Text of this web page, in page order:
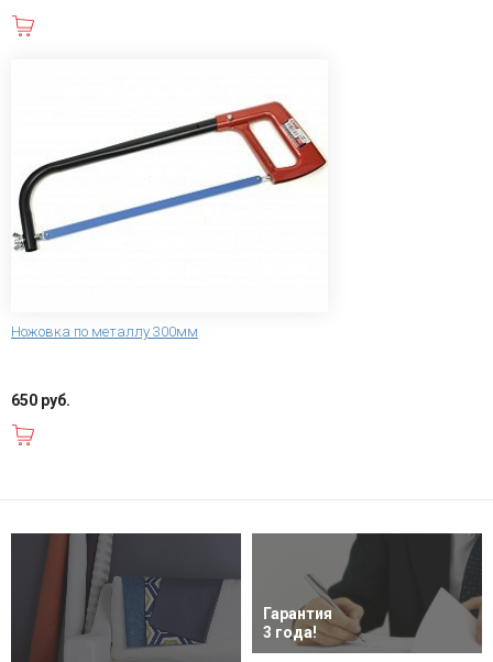
Ножовка по металлу 300мм
650 руб.
Гарантия
3 года!